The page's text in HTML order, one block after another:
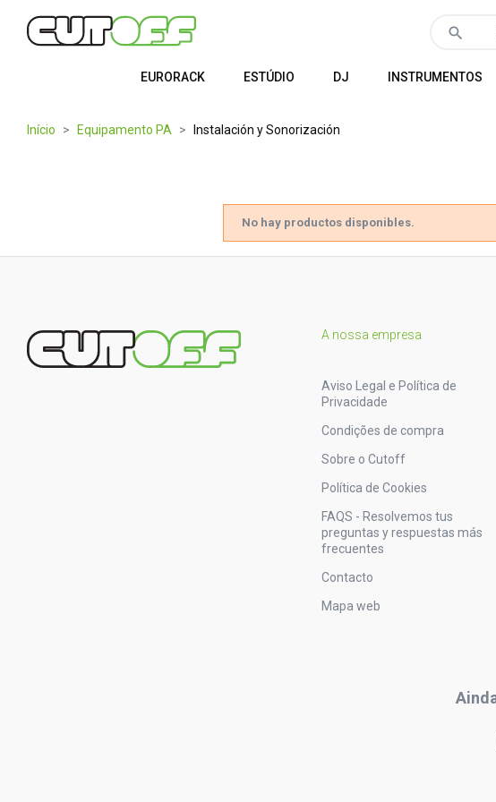
search
EURORACK ESTÚDIO DJ INSTRUMENTOS
Início Equipamento PA Instalación y Sonorización
No hay productos disponibles.
A nossa empresa
Aviso Legal e Política de
Privacidade
Condições de compra
Sobre o Cutoff
Política de Cookies
FAQS - Resolvemos tus
preguntas y respuestas más
frecuentes
Contacto
Mapa web